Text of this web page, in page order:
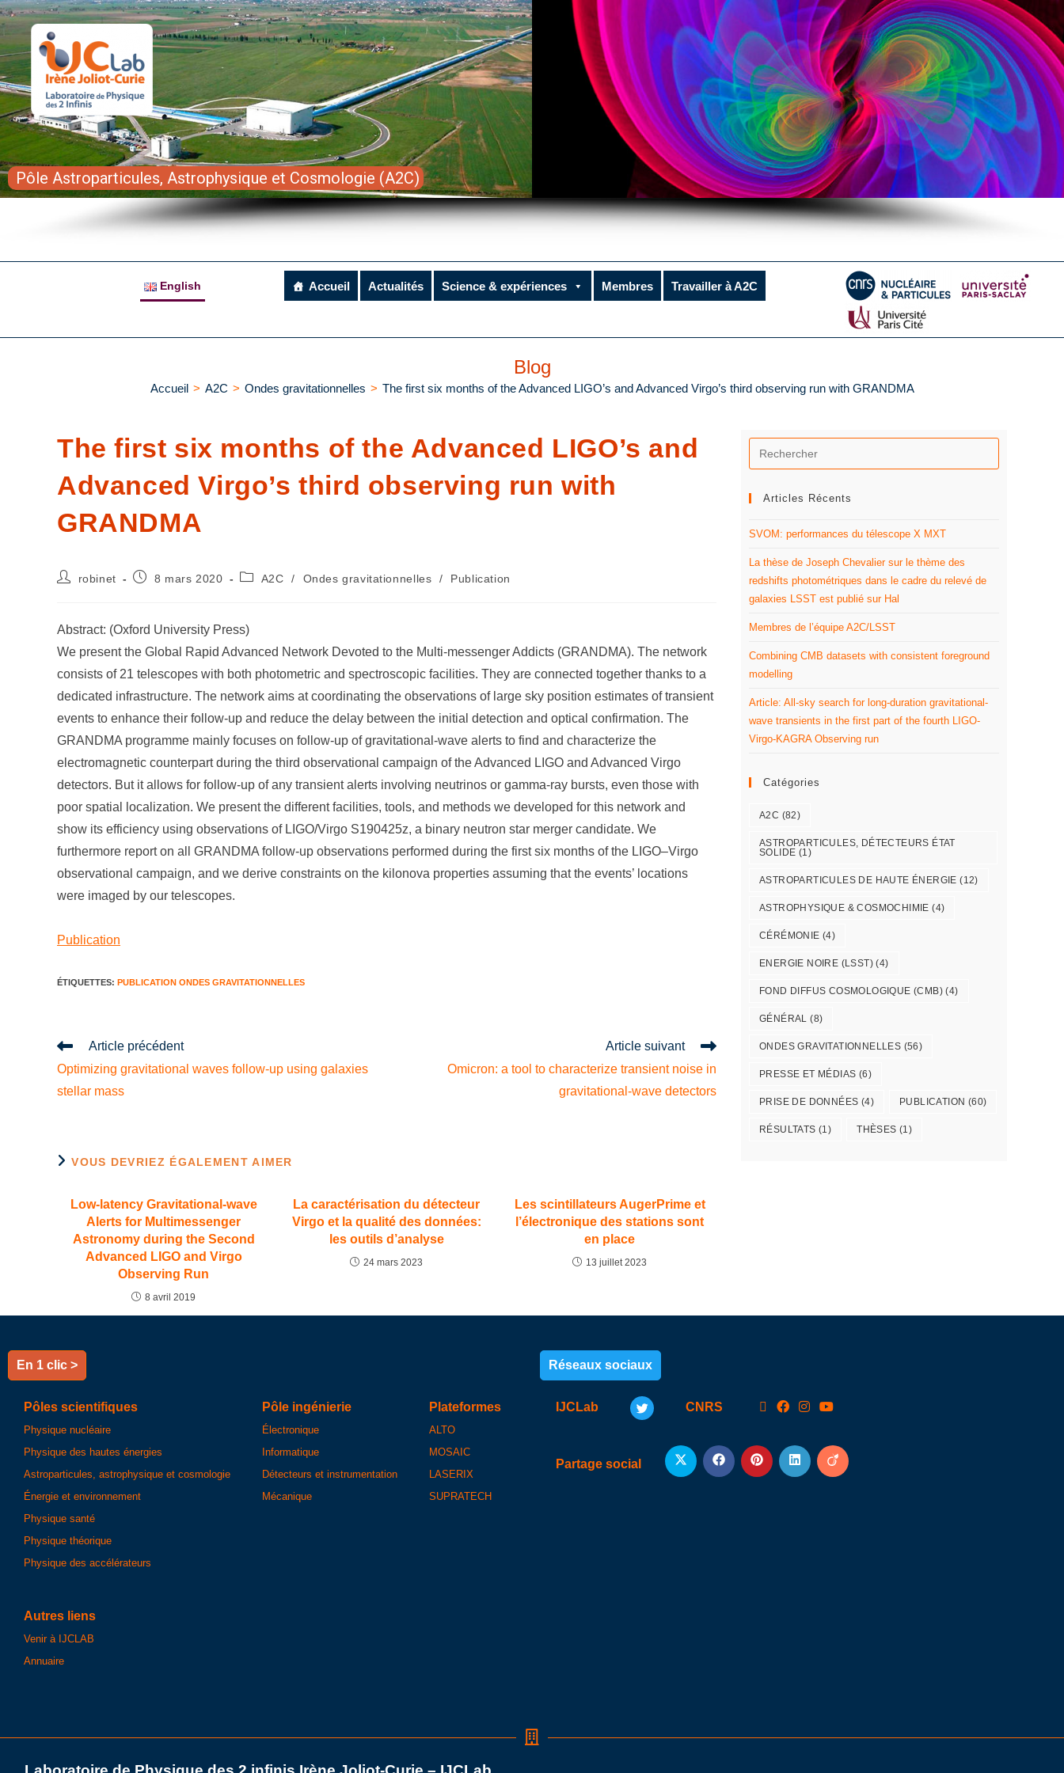
Pôle Astroparticules, Astrophysique et Cosmologie (A2C)
English Accueil Actualités Science & expériences Membres Travailler à A2C
Blog
Accueil > A2C > Ondes gravitationnelles > The first six months of the Advanced LIGO’s and Advanced Virgo’s third observing run with GRANDMA
The first six months of the Advanced LIGO’s and
Advanced Virgo’s third observing run with
GRANDMA
robinet 8 mars 2020 A2C / Ondes gravitationnelles / Publication
Abstract: (Oxford University Press)
We present the Global Rapid Advanced Network Devoted to the Multi-messenger Addicts (GRANDMA). The network
consists of 21 telescopes with both photometric and spectroscopic facilities. They are connected together thanks to a
dedicated infrastructure. The network aims at coordinating the observations of large sky position estimates of transient
events to enhance their follow-up and reduce the delay between the initial detection and optical confirmation. The
GRANDMA programme mainly focuses on follow-up of gravitational-wave alerts to find and characterize the
electromagnetic counterpart during the third observational campaign of the Advanced LIGO and Advanced Virgo
detectors. But it allows for follow-up of any transient alerts involving neutrinos or gamma-ray bursts, even those with
poor spatial localization. We present the different facilities, tools, and methods we developed for this network and
show its efficiency using observations of LIGO/Virgo S190425z, a binary neutron star merger candidate. We
furthermore report on all GRANDMA follow-up observations performed during the first six months of the LIGO–Virgo
observational campaign, and we derive constraints on the kilonova properties assuming that the events’ locations
were imaged by our telescopes.
Publication
ÉTIQUETTES: PUBLICATION ONDES GRAVITATIONNELLES
Article précédent
Optimizing gravitational waves follow-up using galaxies
stellar mass
Article suivant
Omicron: a tool to characterize transient noise in
gravitational-wave detectors
VOUS DEVRIEZ ÉGALEMENT AIMER
Low-latency Gravitational-wave
Alerts for Multimessenger
Astronomy during the Second
Advanced LIGO and Virgo
Observing Run
8 avril 2019
La caractérisation du détecteur
Virgo et la qualité des données:
les outils d’analyse
24 mars 2023
Les scintillateurs AugerPrime et
l’électronique des stations sont
en place
13 juillet 2023
Articles Récents
SVOM: performances du télescope X MXT
La thèse de Joseph Chevalier sur le thème des
redshifts photométriques dans le cadre du relevé de
galaxies LSST est publié sur Hal
Membres de l’équipe A2C/LSST
Combining CMB datasets with consistent foreground
modelling
Article: All-sky search for long-duration gravitational-
wave transients in the first part of the fourth LIGO-
Virgo-KAGRA Observing run
Catégories
A2C (82)
ASTROPARTICULES, DÉTECTEURS ÉTAT
SOLIDE (1)
ASTROPARTICULES DE HAUTE ÉNERGIE (12)
ASTROPHYSIQUE & COSMOCHIMIE (4)
CÉRÉMONIE (4)
ENERGIE NOIRE (LSST) (4)
FOND DIFFUS COSMOLOGIQUE (CMB) (4)
GÉNÉRAL (8)
ONDES GRAVITATIONNELLES (56)
PRESSE ET MÉDIAS (6)
PRISE DE DONNÉES (4) PUBLICATION (60)
RÉSULTATS (1) THÈSES (1)
En 1 clic >
Pôles scientifiques
Physique nucléaire
Physique des hautes énergies
Astroparticules, astrophysique et cosmologie
Énergie et environnement
Physique santé
Physique théorique
Physique des accélérateurs
Pôle ingénierie
Électronique
Informatique
Détecteurs et instrumentation
Mécanique
Plateformes
ALTO
MOSAIC
LASERIX
SUPRATECH
Autres liens
Venir à IJCLAB
Annuaire
Réseaux sociaux
IJCLab CNRS
Partage social